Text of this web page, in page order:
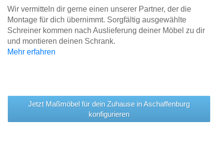
Wir vermitteln dir gerne einen unserer Partner, der die
Montage für dich übernimmt. Sorgfältig ausgewählte
Schreiner kommen nach Auslieferung deiner Möbel zu dir
und montieren deinen Schrank.
Mehr erfahren
Jetzt Maßmöbel für dein Zuhause in Aschaffenburg
konfigurieren